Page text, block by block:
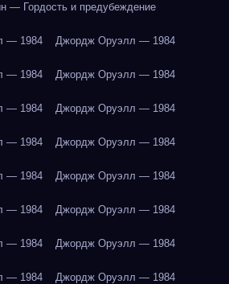
— Гордость и предубеждение
— 1984 Джордж Оруэлл — 1984
— 1984 Джордж Оруэлл — 1984
— 1984 Джордж Оруэлл — 1984
— 1984 Джордж Оруэлл — 1984
— 1984 Джордж Оруэлл — 1984
— 1984 Джордж Оруэлл — 1984
— 1984 Джордж Оруэлл — 1984
— 1984 Джордж Оруэлл — 1984